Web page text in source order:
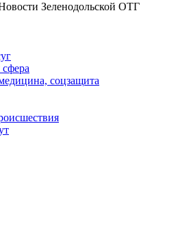
Зеленодольской ОТГ
соцзащита